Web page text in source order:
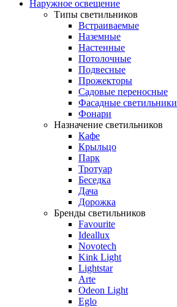
Наружное освещение
Типы светильников
Встраиваемые
Наземные
Настенные
Потолочные
Подвесные
Прожекторы
Садовые переносные
Фасадные светильники
Фонари
Назначение светильников
Кафе
Крыльцо
Парк
Тротуар
Беседка
Дача
Дорожка
Бренды светильников
Favourite
Ideallux
Novotech
Kink Light
Lightstar
Arte
Odeon Light
Eglo